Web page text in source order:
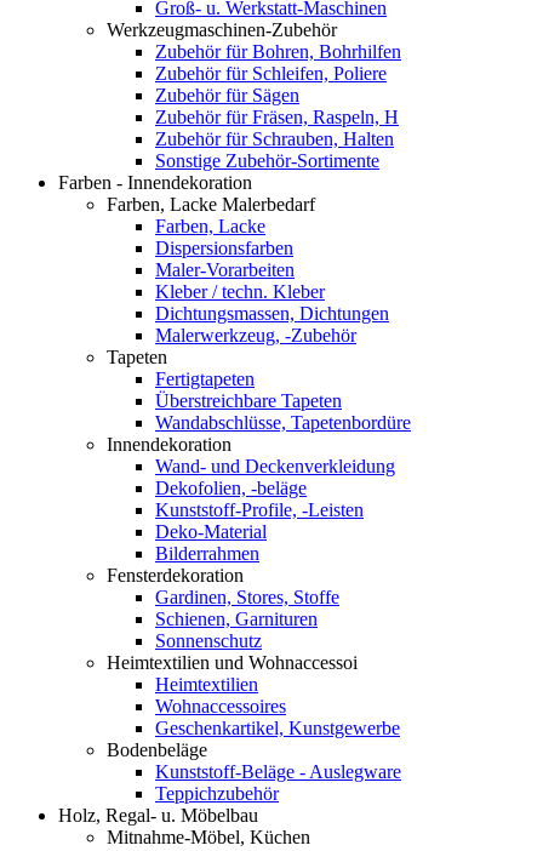
Groß- u. Werkstatt-Maschinen
Werkzeugmaschinen-Zubehör
Zubehör für Bohren, Bohrhilfen
Zubehör für Schleifen, Poliere
Zubehör für Sägen
Zubehör für Fräsen, Raspeln, H
Zubehör für Schrauben, Halten
Sonstige Zubehör-Sortimente
Farben - Innendekoration
Farben, Lacke Malerbedarf
Farben, Lacke
Dispersionsfarben
Maler-Vorarbeiten
Kleber / techn. Kleber
Dichtungsmassen, Dichtungen
Malerwerkzeug, -Zubehör
Tapeten
Fertigtapeten
Überstreichbare Tapeten
Wandabschlüsse, Tapetenbordüre
Innendekoration
Wand- und Deckenverkleidung
Dekofolien, -beläge
Kunststoff-Profile, -Leisten
Deko-Material
Bilderrahmen
Fensterdekoration
Gardinen, Stores, Stoffe
Schienen, Garnituren
Sonnenschutz
Heimtextilien und Wohnaccessoi
Heimtextilien
Wohnaccessoires
Geschenkartikel, Kunstgewerbe
Bodenbeläge
Kunststoff-Beläge - Auslegware
Teppichzubehör
Holz, Regal- u. Möbelbau
Mitnahme-Möbel, Küchen